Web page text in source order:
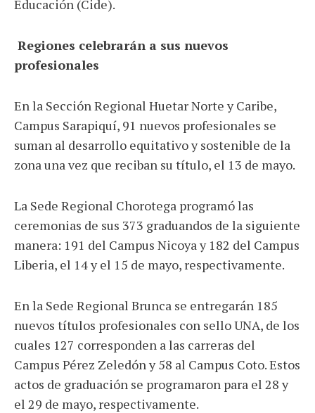
Educación (Cide).
Regiones celebrarán a sus nuevos
profesionales
En la Sección Regional Huetar Norte y Caribe,
Campus Sarapiquí, 91 nuevos profesionales se
suman al desarrollo equitativo y sostenible de la
zona una vez que reciban su título, el 13 de mayo.
La Sede Regional Chorotega programó las
ceremonias de sus 373 graduandos de la siguiente
manera: 191 del Campus Nicoya y 182 del Campus
Liberia, el 14 y el 15 de mayo, respectivamente.
En la Sede Regional Brunca se entregarán 185
nuevos títulos profesionales con sello UNA, de los
cuales 127 corresponden a las carreras del
Campus Pérez Zeledón y 58 al Campus Coto. Estos
actos de graduación se programaron para el 28 y
el 29 de mayo, respectivamente.